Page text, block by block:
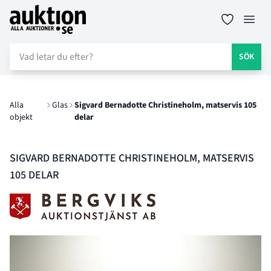
Auktion.se
SÖK
Alla
objekt
Glas Sigvard Bernadotte Christineholm, matservis 105
delar
SIGVARD BERNADOTTE CHRISTINEHOLM, MATSERVIS
105 DELAR